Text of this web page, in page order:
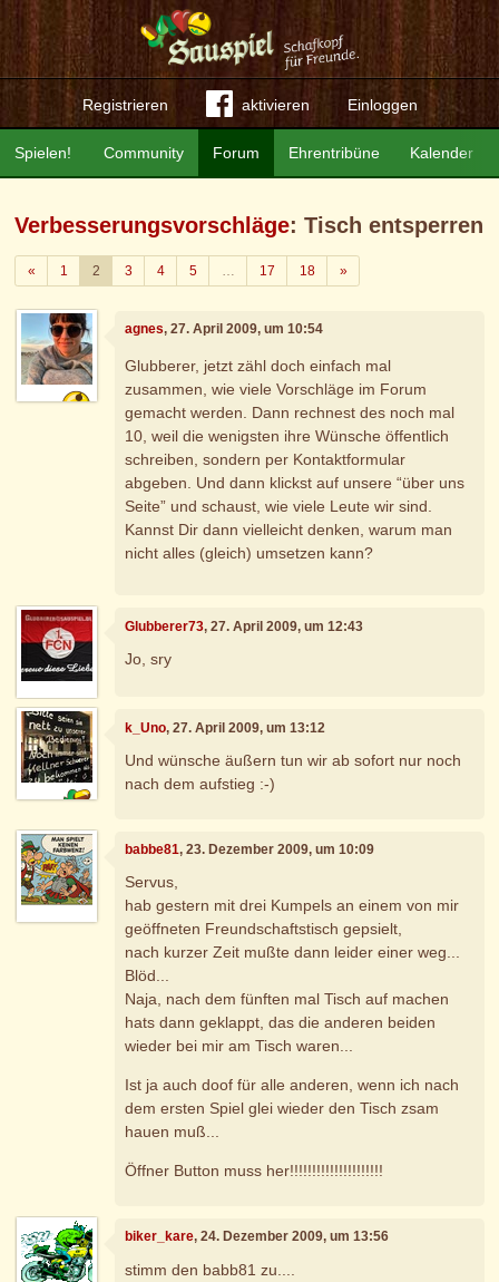
Registrieren aktivieren Einloggen
Community Forum Ehrentribüne Kalender
Spielen!
Verbesserungsvorschläge: Tisch entsperren
«Zurück
1 2 3 4 5 … 17 18 »Weiter
agnes, 27. April 2009, um 10:54
Glubberer, jetzt zähl doch einfach mal
zusammen, wie viele Vorschläge im Forum
gemacht werden. Dann rechnest des noch mal
10, weil die wenigsten ihre Wünsche öffentlich
schreiben, sondern per Kontaktformular
abgeben. Und dann klickst auf unsere “über uns
Seite” und schaust, wie viele Leute wir sind.
Kannst Dir dann vielleicht denken, warum man
nicht alles (gleich) umsetzen kann?
Glubberer73, 27. April 2009, um 12:43
Jo, sry
k_Uno, 27. April 2009, um 13:12
Und wünsche äußern tun wir ab sofort nur noch
nach dem aufstieg :-)
babbe81, 23. Dezember 2009, um 10:09
Servus,
hab gestern mit drei Kumpels an einem von mir
geöffneten Freundschaftstisch gepsielt,
nach kurzer Zeit mußte dann leider einer weg...
Blöd...
Naja, nach dem fünften mal Tisch auf machen
hats dann geklappt, das die anderen beiden
wieder bei mir am Tisch waren...
Ist ja auch doof für alle anderen, wenn ich nach
dem ersten Spiel glei wieder den Tisch zsam
hauen muß...
Öffner Button muss her!!!!!!!!!!!!!!!!!!!!!
biker_kare, 24. Dezember 2009, um 13:56
stimm den babb81 zu....